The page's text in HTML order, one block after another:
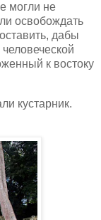
могли не
освобождать
дабы
к востоку
кустарник.